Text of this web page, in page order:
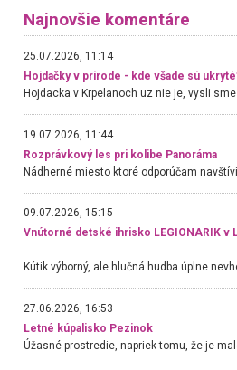
Najnovšie komentáre
25.07.2026, 11:14
Hojdačky v prírode - kde všade sú
19.07.2026, 11:44
Rozprávkový les pri kolibe Panoráma
09.07.2026, 15:15
Vnútorné detské ihrisko LEGIONARIK v
27.06.2026, 16:53
Letné kúpalisko Pezinok